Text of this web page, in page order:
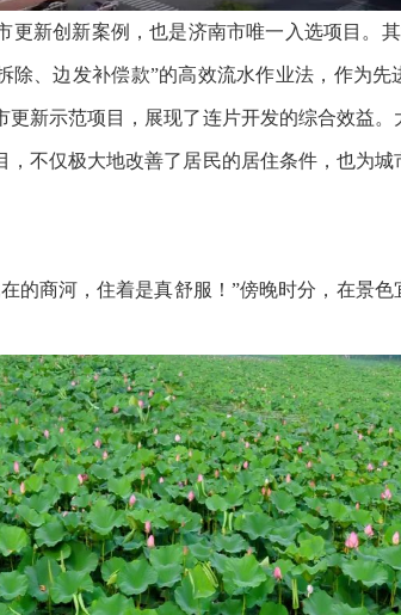
新创新案例，也是济南市唯一入选项目。
除、边发补偿款”的高效流水作业法，作为先
新示范项目，展现了连片开发的综合效益
不仅极大地改善了居民的居住条件，也为城
的商河，住着是真舒服！”傍晚时分，在景